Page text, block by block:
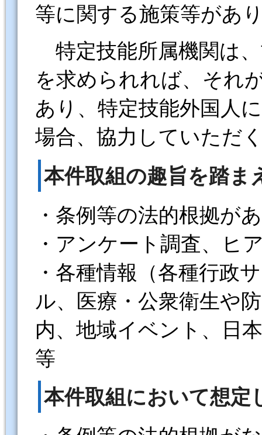
等に関する施策等があ
特定技能所属機関は
を求められれば、それ
あり、特定技能外国人
場合、協力していただ
本件取組の趣旨を踏ま
・条例等の法的根拠が
・アンケート調査、ヒ
・各種情報（各種行政
ル、医療・公衆衛生や
内、地域イベント、日
等
本件取組において想定